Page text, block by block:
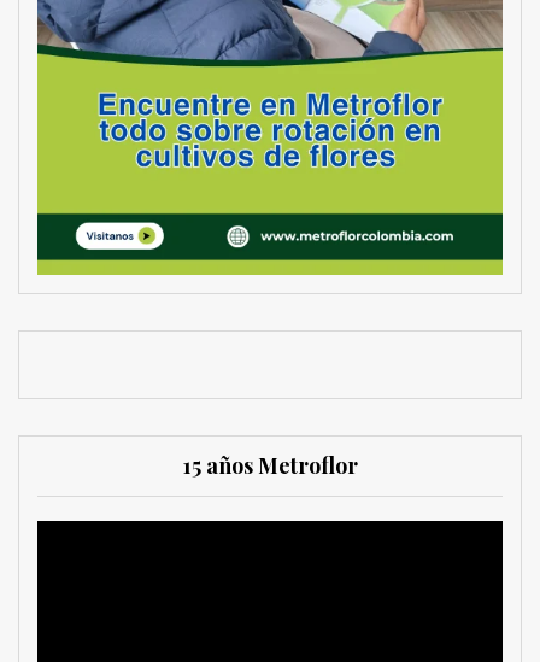
15 años Metroflor